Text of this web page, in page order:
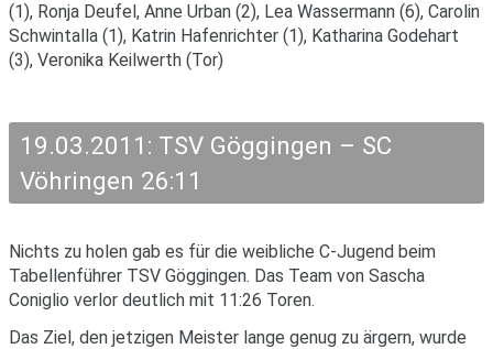
(1), Ronja Deufel, Anne Urban (2), Lea Wassermann (6), Carolin
Schwintalla (1), Katrin Hafenrichter (1), Katharina Godehart
(3), Veronika Keilwerth (Tor)
19.03.2011: TSV Göggingen – SC
Vöhringen 26:11
Nichts zu holen gab es für die weibliche C-Jugend beim
Tabellenführer TSV Göggingen. Das Team von Sascha
Coniglio verlor deutlich mit 11:26 Toren.
Das Ziel, den jetzigen Meister lange genug zu ärgern, wurde